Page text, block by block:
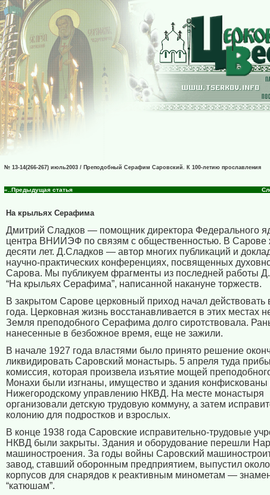
№ 13-14(266-267) июль2003 / Преподобный Серафим Саровский. К 100-летию прославления
«..Предыдущая статья
На крыльях Серафима
Дмитрий Сладков — помощник директора Федерального
центра ВНИИЭФ по связям с общественностью. В Сарове
десяти лет. Д.Сладков — автор многих публикаций и
научно-практических конференциях, посвященных
Сарова. Мы публикуем фрагменты из последней работы
“На крыльях Серафима”, написанной накануне торжеств.
В закрытом Сарове церковный приход начал действовать
года. Церковная жизнь восстанавливается в этих местах
Земля преподобного Серафима долго сиротствовала.
нанесенные в безбожное время, еще не зажили.
В начале 1927 года властями было принято решение
ликвидировать Саровский монастырь. 5 апреля туда
комиссия, которая произвела изъятие мощей
Монахи были изгнаны, имущество и здания
Нижегородскому управлению НКВД. На месте монастыря
организовали детскую трудовую коммуну, а затем
колонию для подростков и взрослых.
В конце 1938 года Саровские исправительно-трудовые
НКВД были закрыты. Здания и оборудование перешли
машиностроения. За годы войны Саровский
завод, ставший оборонным предприятием, выпустил
корпусов для снарядов к реактивным минометам —
“катюшам”.